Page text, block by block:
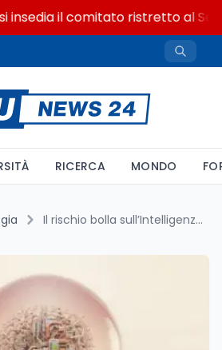
insedia il comitato ristretto al
RICERCA MONDO
Il rischio bolla sull’Intelligenza Artificiale